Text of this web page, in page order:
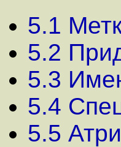
5.1
5.2
5.3
5.4
5.5